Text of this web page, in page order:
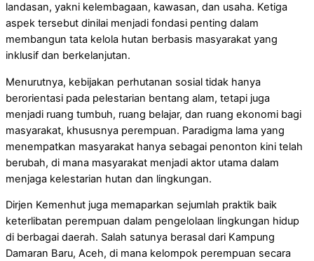
landasan, yakni kelembagaan, kawasan, dan usaha. Ketiga
aspek tersebut dinilai menjadi fondasi penting dalam
membangun tata kelola hutan berbasis masyarakat yang
inklusif dan berkelanjutan.
Menurutnya, kebijakan perhutanan sosial tidak hanya
berorientasi pada pelestarian bentang alam, tetapi juga
menjadi ruang tumbuh, ruang belajar, dan ruang ekonomi bagi
masyarakat, khususnya perempuan. Paradigma lama yang
menempatkan masyarakat hanya sebagai penonton kini telah
berubah, di mana masyarakat menjadi aktor utama dalam
menjaga kelestarian hutan dan lingkungan.
Dirjen Kemenhut juga memaparkan sejumlah praktik baik
keterlibatan perempuan dalam pengelolaan lingkungan hidup
di berbagai daerah. Salah satunya berasal dari Kampung
Damaran Baru, Aceh, di mana kelompok perempuan secara